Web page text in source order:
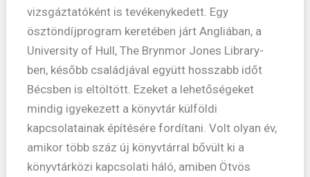
vizsgáztatóként is tevékenykedett. Egy
ösztöndíjprogram keretében járt Angliában, a
University of Hull, The Brynmor Jones Library-
ben, később családjával együtt hosszabb időt
Bécsben is eltöltött. Ezeket a lehetőségeket
mindig igyekezett a könyvtár külföldi
kapcsolatainak építésére fordítani. Volt olyan év,
amikor több száz új könyvtárral bővült ki a
könyvtárközi kapcsolati háló, amiben Ötvös